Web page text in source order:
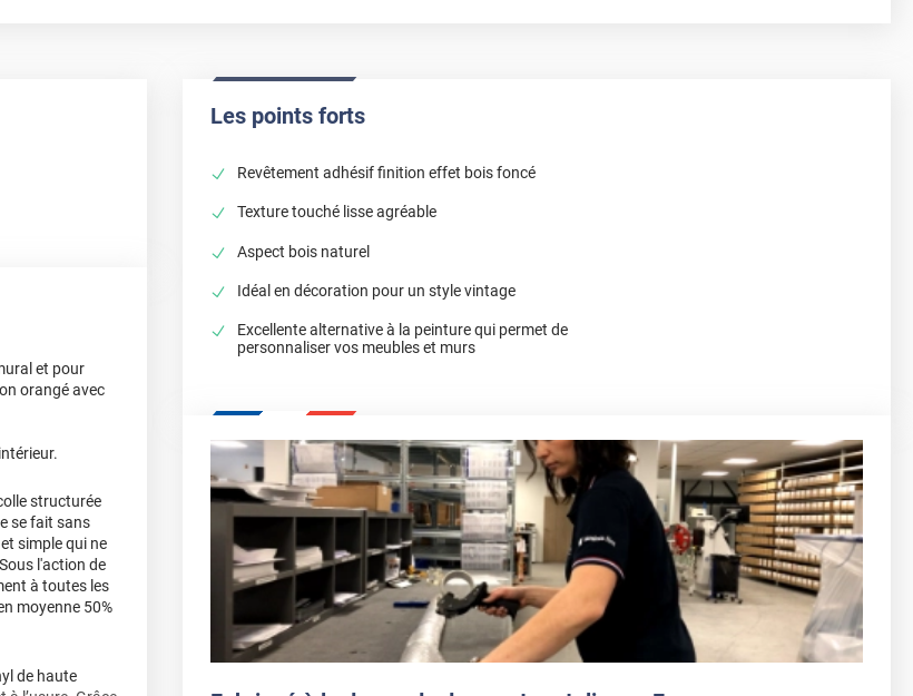
et pour
orangé avec
structurée
se fait sans
simple qui ne
l'action de
à toutes les
moyenne 50%
de haute
Les points forts
Revêtement adhésif finition effet bois foncé
Texture touché lisse agréable
Aspect bois naturel
Idéal en décoration pour un style vintage
Excellente alternative à la peinture qui permet de
personnaliser vos meubles et murs